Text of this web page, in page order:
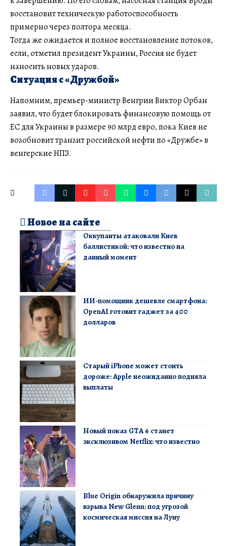
восстановит техническую работоспособность
примерно через полтора месяца.
Тогда же ожидается и полное восстановление потоков,
если, отметил президент Украины, Россия не будет
наносить новых ударов.
Ситуация с «Дружбой»
Напомним, премьер-министр Венгрии Виктор Орбан
заявил, что будет блокировать финансовую помощь от
ЕС для Украины в размере 90 млрд евро, пока Киев не
возобновит транзит российской нефти по «Дружбе» в
венгерские НПЗ.
Новое на сайте
Оккупанты атаковали Киев
баллистикой: что известно на
данный момент
ИИ-помощник дешевле смартфона:
OpenAI готовит гаджет за 400
долларов
Старый iPhone может стоить
дороже: Apple неожиданно подняла
выплаты
Новый показ GTA 6 станет
эксклюзивом Netflix: что известно
Blue Origin обнаружила причину
взрыва New Glenn: под угрозой
космическая миссия на Луну